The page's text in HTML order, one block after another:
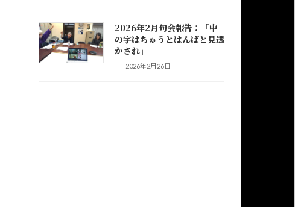
2026年2月句会報告：「中
の字はちゅうとはんぱと見透
かされ」
2026年2月26日